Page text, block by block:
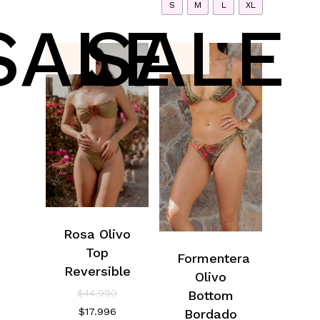
$15.996.
S M L XL
Rosa Olivo
Top
Reversible
$44.990El
$17.996
SALE
Formentera
Olivo
Bottom
Bordado